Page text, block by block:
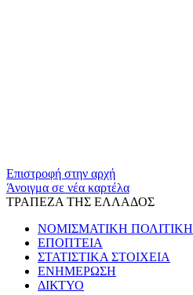
Επιστροφή στην αρχή
Άνοιγμα σε νέα καρτέλα
ΤΡΑΠΕΖΑ ΤΗΣ ΕΛΛΑΔΟΣ
ΝΟΜΙΣΜΑΤΙΚΗ ΠΟΛΙΤΙΚΗ
ΕΠΟΠΤΕΙΑ
ΣΤΑΤΙΣΤΙΚΑ ΣΤΟΙΧΕΙΑ
ΕΝΗΜΕΡΩΣΗ
ΔΙΚΤΥΟ